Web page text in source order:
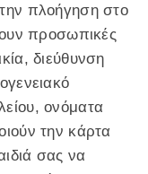
πλοήγηση στο
προσωπικές
διεύθυνση
ονόματα
την κάρτα
σας να